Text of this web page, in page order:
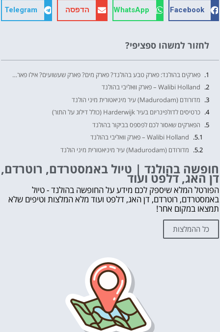
Facebook
WhatsApp הדפסה Telegram
לחזור למשהו ספציפי?
פארקים בהולנד: פארק טבע בהולנד? פארק מים? פארק שעשועים? אילו פארקים אסור לפספס בין אם טיול מבוגרים או עם ילדים קטנים. הפארקים המומלצים בהולנד
Walibi Holland – פארק וואליבי בהולנד
מדורודם (Madurodam) עיר מיניאטורית מיני הולנד
כרטיסים לדולפינריום בעיר Harderwijk (כולל דילוג על התור)
הפארקים שאסור לכם לפספס בביקור בהולנד
Walibi Holland – פארק וואליבי בהולנד
מדורודם (Madurodam) עיר מיניאטורית מיני הולנד
כרטיסים לדולפינריום בעיר Harderwijk (כולל דילוג על התור)
חופשה בהולנד | טיול באמסטרדם, רוטרדם, דן האג, דלפט ועוד
לקבלת ייעוץ בתכנון החופשה בהולנד ללא עלות השאירו פרטים👇
אהבת? נא לשתף!
עוד דברים שאסור לפספס 👇
מה לראות ולעשות בהולנד?
לחצו על הכפתור וקבלו את הכל בחינם!
חופשה בהולנד | טיול באמסטרדם, רוטרדם,
דן האג, דלפט ועוד
הפורטל המלא שיספק לכם מידע על החופשה בהולנד - טיול
באמסטרדם, רוטרדם, דן האג, דלפט ועוד מלא המלצות וטיפים שלא
תמצאו במקום אחר!
כל ההמלצות